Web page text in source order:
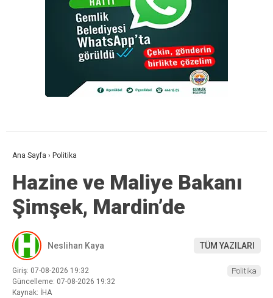
Ana Sayfa › Politika
Hazine ve Maliye Bakanı
Şimşek, Mardin’de
Neslihan Kaya TÜM YAZILARI
Giriş: 07-08-2026 19:32
Güncelleme: 07-08-2026 19:32
Kaynak: İHA
Politika